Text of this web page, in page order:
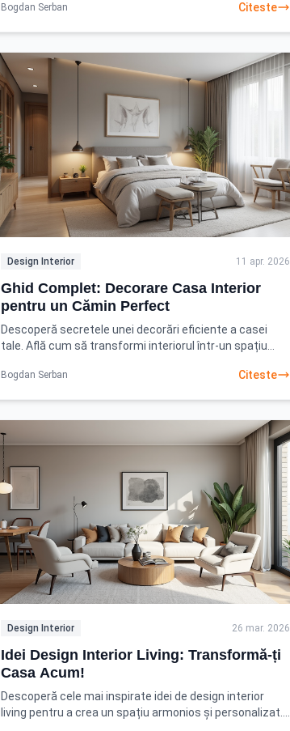
Bogdan Serban Citeste
Design Interior 11 apr. 2026
Ghid Complet: Decorare Casa Interior
pentru un Cămin Perfect
Descoperă secretele unei decorări eficiente a casei
tale. Află cum să transformi interiorul într-un spațiu
Bogdan Serban Citeste
Design Interior 26 mar. 2026
Idei Design Interior Living: Transformă-ți
Casa Acum!
Descoperă cele mai inspirate idei de design interior
living pentru a crea un spațiu armonios și personalizat.